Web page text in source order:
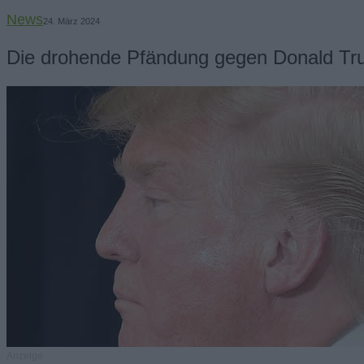
News24. März 2024
Die drohende Pfändung gegen Donald